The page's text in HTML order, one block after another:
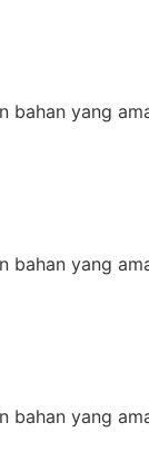
yang
yang
yang